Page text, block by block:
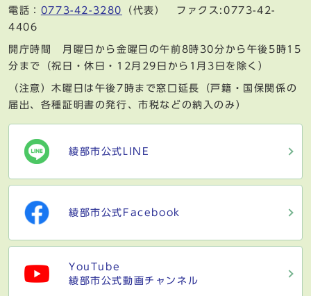
電話： 0773-42-3280
（代表） ファクス:0773-42-
4406
開庁時間 月曜日から金曜日の午前8時30分から午後5時15
分まで（祝日・休日・12月29日から1月3日を除く）
（注意）木曜日は午後7時まで窓口延長（戸籍・国保関係の
届出、各種証明書の発行、市税などの納入のみ）
綾部市公式LINE
綾部市公式Facebook
YouTube
綾部市公式動画チャンネル